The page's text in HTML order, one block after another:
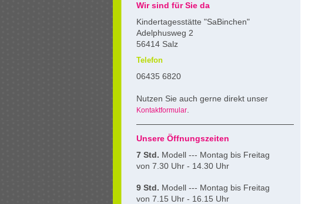
Wir sind für Sie da
Kindertagesstätte "SaBinchen"
Adelphusweg 2
56414 Salz
Telefon
06435 6820
Nutzen Sie auch gerne direkt unser
Kontaktformular
Unsere Öffnungszeiten
7 Std. Modell --- Montag bis Freitag
von 7.30 Uhr - 14.30 Uhr
9 Std. Modell --- Montag bis Freitag
von 7.15 Uhr - 16.15 Uhr